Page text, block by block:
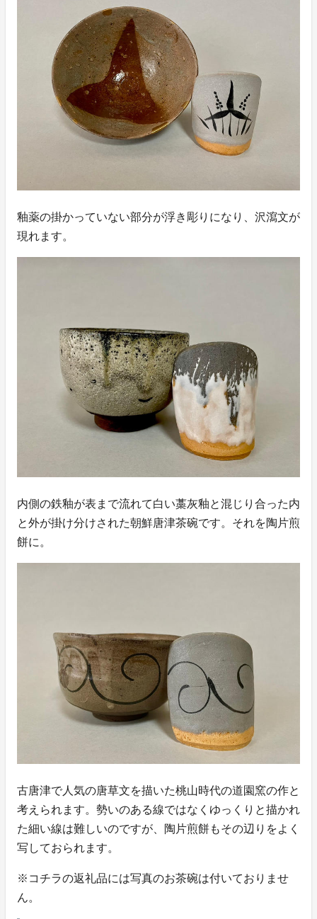
釉薬の掛かっていない部分が浮き彫りになり、沢瀉文が
現れます。
内側の鉄釉が表まで流れて白い藁灰釉と混じり合った内
と外が掛け分けされた朝鮮唐津茶碗です。それを陶片煎
餅に。
古唐津で人気の唐草文を描いた桃山時代の道園窯の作と
考えられます。勢いのある線ではなくゆっくりと描かれ
た細い線は難しいのですが、陶片煎餅もその辺りをよく
写しておられます。
※コチラの返礼品には写真のお茶碗は付いておりませ
ん。